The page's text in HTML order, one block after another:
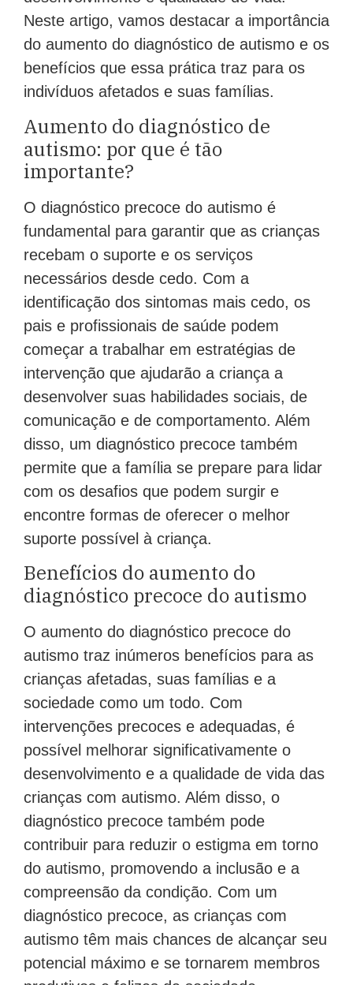
Neste artigo, vamos destacar a importância
do aumento do diagnóstico de autismo e os
benefícios que essa prática traz para os
indivíduos afetados e suas famílias.
Aumento do diagnóstico de
autismo: por que é tão
importante?
O diagnóstico precoce do autismo é
fundamental para garantir que as crianças
recebam o suporte e os serviços
necessários desde cedo. Com a
identificação dos sintomas mais cedo, os
pais e profissionais de saúde podem
começar a trabalhar em estratégias de
intervenção que ajudarão a criança a
desenvolver suas habilidades sociais, de
comunicação e de comportamento. Além
disso, um diagnóstico precoce também
permite que a família se prepare para lidar
com os desafios que podem surgir e
encontre formas de oferecer o melhor
suporte possível à criança.
Benefícios do aumento do
diagnóstico precoce do autismo
O aumento do diagnóstico precoce do
autismo traz inúmeros benefícios para as
crianças afetadas, suas famílias e a
sociedade como um todo. Com
intervenções precoces e adequadas, é
possível melhorar significativamente o
desenvolvimento e a qualidade de vida das
crianças com autismo. Além disso, o
diagnóstico precoce também pode
contribuir para reduzir o estigma em torno
do autismo, promovendo a inclusão e a
compreensão da condição. Com um
diagnóstico precoce, as crianças com
autismo têm mais chances de alcançar seu
potencial máximo e se tornarem membros
produtivos e felizes da sociedade.